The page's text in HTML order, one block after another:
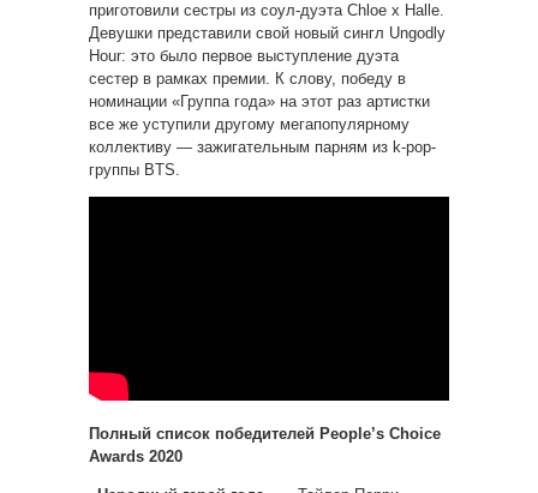
приготовили сестры из соул-дуэта Chloe x Halle.
Девушки представили свой новый сингл Ungodly
Hour: это было первое выступление дуэта
сестер в рамках премии. К слову, победу в
номинации «Группа года» на этот раз артистки
все же уступили другому мегапопулярному
коллективу — зажигательным парням из k-pop-
группы BTS.
Полный список победителей People’s Choice
Awards 2020